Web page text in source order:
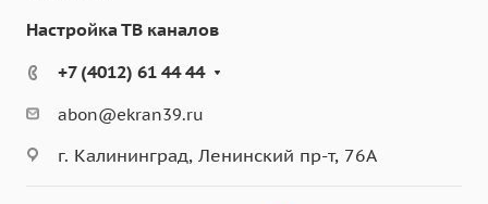
Настройка ТВ каналов
+7 (4012) 61 44 44
abon@ekran39.ru
г. Калининград, Ленинский пр-т, 76А